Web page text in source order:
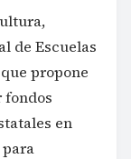
de Escuelas
propone
fondos
en